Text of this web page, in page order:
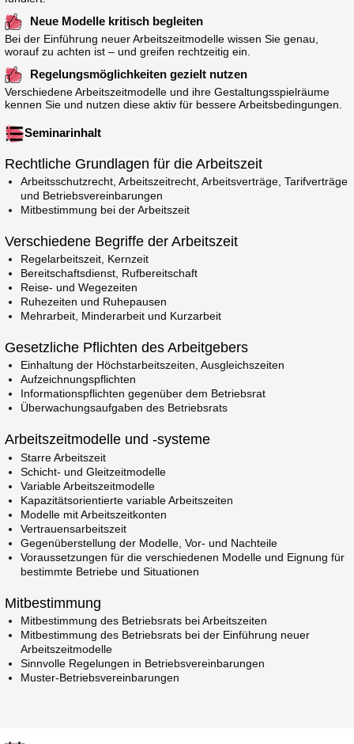
Neue Modelle kritisch begleiten
Bei der Einführung neuer Arbeitszeitmodelle wissen Sie genau,
worauf zu achten ist – und greifen rechtzeitig ein.
Regelungsmöglichkeiten gezielt nutzen
Verschiedene Arbeitszeitmodelle und ihre Gestaltungsspielräume
kennen Sie und nutzen diese aktiv für bessere Arbeitsbedingungen.
Seminarinhalt
Rechtliche Grundlagen für die Arbeitszeit
Arbeitsschutzrecht, Arbeitszeitrecht, Arbeitsverträge, Tarifverträge
und Betriebsvereinbarungen
Mitbestimmung bei der Arbeitszeit
Verschiedene Begriffe der Arbeitszeit
Regelarbeitszeit, Kernzeit
Bereitschaftsdienst, Rufbereitschaft
Reise- und Wegezeiten
Ruhezeiten und Ruhe­pausen
Mehrarbeit, Minderarbeit und Kurzarbeit
Gesetzliche Pflichten des Arbeitgebers
Einhaltung der Höchstarbeitszeiten, Ausgleichszeiten
Aufzeichnungspflichten
Informationspflichten gegenüber dem Betriebsrat
Überwachungsaufgaben des Betriebsrats
Arbeitszeitmodelle und ‑systeme
Starre Arbeitszeit
Schicht- und Gleitzeitmodelle
Variable Arbeitszeitmodelle
Kapazitätsorientierte variable Arbeitszeiten
Modelle mit Arbeitszeitkonten
Vertrauensarbeitszeit
Gegenüberstellung der Modelle, Vor- und Nachteile
Voraussetzungen für die verschiedenen Modelle und Eignung für
bestimmte Betriebe und Situationen
Mitbestimmung
Mitbestimmung des Betriebsrats bei Arbeitszeiten
Mitbestimmung des Betriebsrats bei der Einführung neuer
Arbeitszeitmodelle
Sinnvolle Regelungen in Betriebsvereinbarungen
Muster-Betriebsvereinbarungen